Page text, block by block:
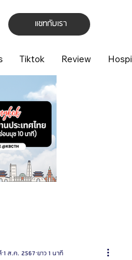
แชทกับเรา
Tiktok Review
1 ส.ค. 2567 ยาว 1 นาที